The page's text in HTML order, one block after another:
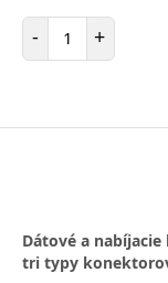
- Počet položiek
+
Dátové a
tri typy